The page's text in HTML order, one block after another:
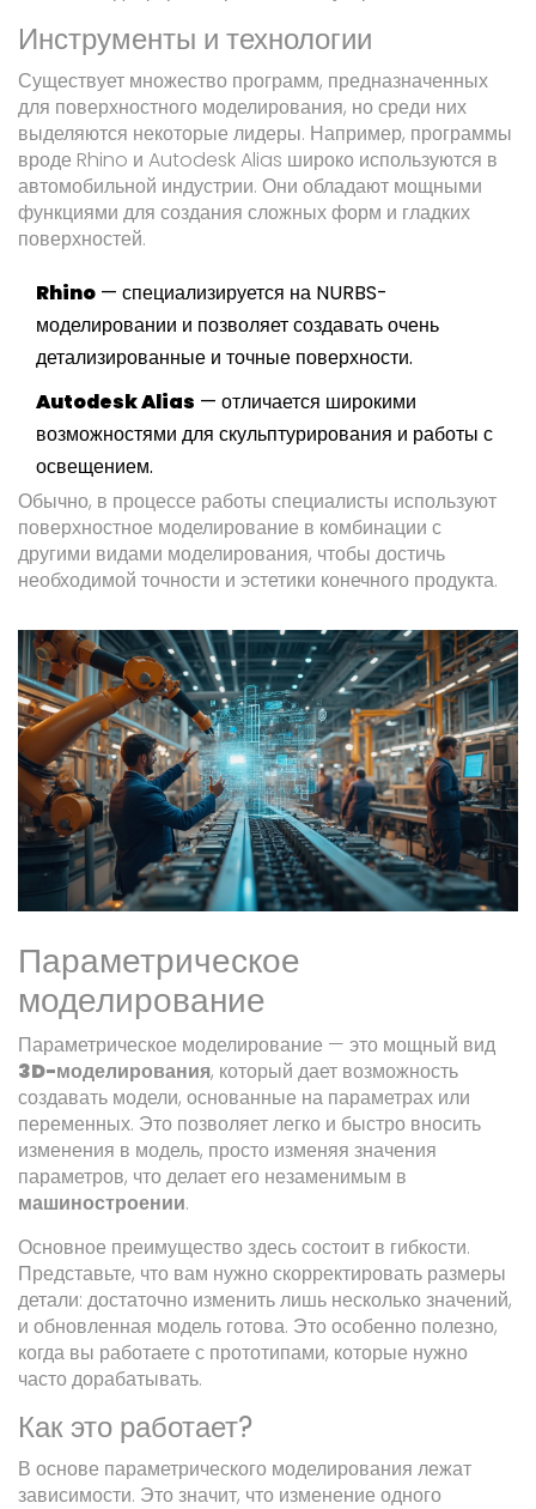
Инструменты и технологии
Существует множество программ, предназначенных
для поверхностного моделирования, но среди них
выделяются некоторые лидеры. Например, программы
вроде Rhino и Autodesk Alias широко используются в
автомобильной индустрии. Они обладают мощными
функциями для создания сложных форм и гладких
поверхностей.
Rhino — специализируется на NURBS-
моделировании и позволяет создавать очень
детализированные и точные поверхности.
Autodesk Alias — отличается широкими
возможностями для скульптурирования и работы с
освещением.
Обычно, в процессе работы специалисты используют
поверхностное моделирование в комбинации с
другими видами моделирования, чтобы достичь
необходимой точности и эстетики конечного продукта.
Параметрическое
моделирование
Параметрическое моделирование — это мощный вид
3D-моделирования, который дает возможность
создавать модели, основанные на параметрах или
переменных. Это позволяет легко и быстро вносить
изменения в модель, просто изменяя значения
параметров, что делает его незаменимым в
машиностроении.
Основное преимущество здесь состоит в гибкости.
Представьте, что вам нужно скорректировать размеры
детали: достаточно изменить лишь несколько значений,
и обновленная модель готова. Это особенно полезно,
когда вы работаете с прототипами, которые нужно
часто дорабатывать.
Как это работает?
В основе параметрического моделирования лежат
зависимости. Это значит, что изменение одного